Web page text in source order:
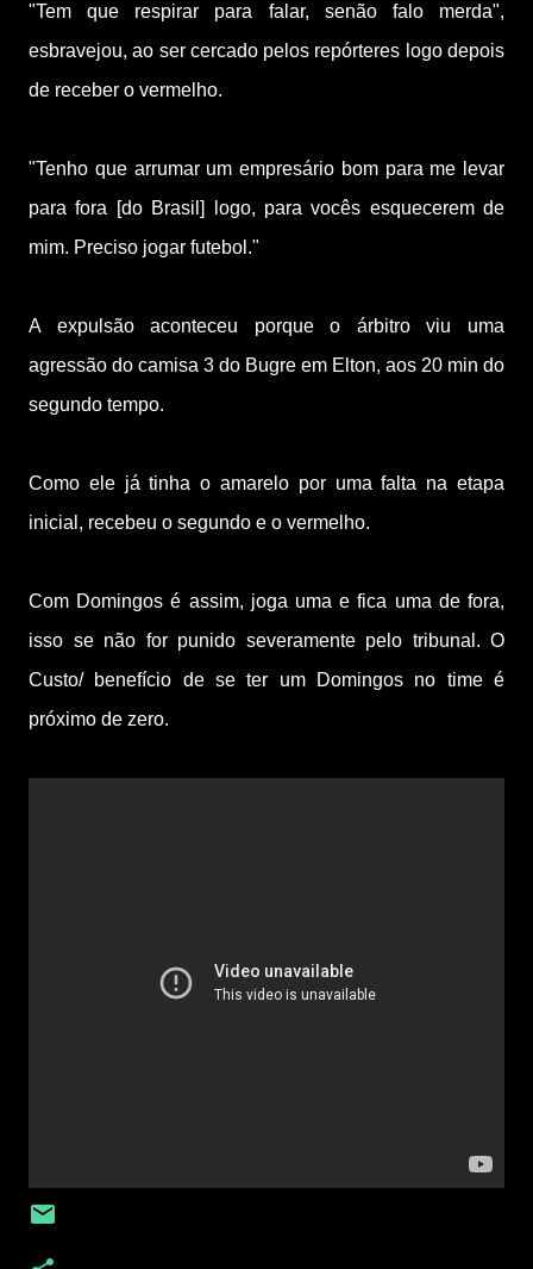
"Tem que respirar para falar, senão falo merda",
esbravejou, ao ser cercado pelos repórteres logo depois
de receber o vermelho.
"Tenho que arrumar um empresário bom para me levar
para fora [do Brasil] logo, para vocês esquecerem de
mim. Preciso jogar futebol."
A expulsão aconteceu porque o árbitro viu uma
agressão do camisa 3 do Bugre em Elton, aos 20 min do
segundo tempo.
Como ele já tinha o amarelo por uma falta na etapa
inicial, recebeu o segundo e o vermelho.
Com Domingos é assim, joga uma e fica uma de fora,
isso se não for punido severamente pelo tribunal. O
Custo/ benefício de se ter um Domingos no time é
próximo de zero.